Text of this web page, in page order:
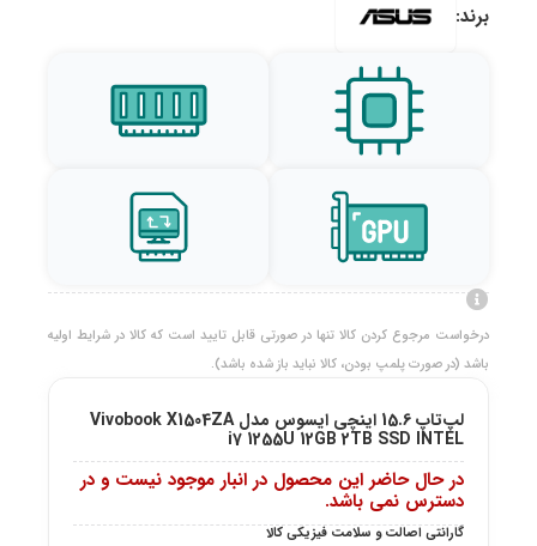
برند:
درخواست مرجوع کردن کالا تنها در صورتی قابل تایید است که کالا در شرایط اولیه
باشد (در صورت پلمپ بودن، کالا نباید باز شده باشد).
لپ‌تاپ 15.6 اینچی ایسوس مدل Vivobook X1504ZA
i7 1255U 12GB 2TB SSD INTEL
در حال حاضر این محصول در انبار موجود نیست و در
دسترس نمی باشد.
گارانتی اصالت و سلامت فیزیکی کالا